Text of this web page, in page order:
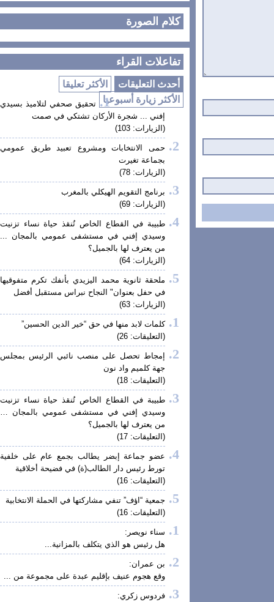
كلام الصورة
تفاعلات القراء
أحدث التعليقات
الأكثر تعليقا
الأكثر زيارة أسبوعيا
تحقيق صحفي لتلاميذ بسيدي
إفني ... شجرة الأركان تشتكي في صمت
(الزيارات: 103)
حمى الانتخابات ومشروع تعبيد طريق عمومي
بجماعة تغيرت
(الزيارات: 78)
برنامج التقويم الهيكلي بالمغرب
(الزيارات: 69)
طبيبة في القطاع الخاص تُنقذ حياة نساء تزنيت
وسيدي إفني في مستشفى عمومي بالمجان ...
من يعترف لها بالجميل؟
(الزيارات: 64)
ملحقة ثانوية محمد اليزيدي بأنفك تكرم متفوقيها
في حفل بعنوان" النجاح نبراس مستقبل أفضل
(الزيارات: 63)
كلمات لابد منها في حق “خير الدين الحسين”
(التعليقات: 26)
إمجاط تحصل على منصب نائبي الرئيس بمجلس
جهة كلميم واد نون
(التعليقات: 18)
طبيبة في القطاع الخاص تُنقذ حياة نساء تزنيت
وسيدي إفني في مستشفى عمومي بالمجان …
من يعترف لها بالجميل؟
(التعليقات: 17)
عضو جماعة إبضر يطالب بجمع عام على خلفية
تورط رئيس دار الطالب(ة) في فضيحة أخلاقية
(التعليقات: 16)
جمعية “اؤف” تنفي مشاركتها في الحملة الانتخابية
(التعليقات: 16)
سناء نويصر:
هل رئيس هو الذي يتكلف بالمزانية...
بن عمران:
وقع هجوم عنيف بإقليم عبدة على مجموعة من ...
فردوس زكري: